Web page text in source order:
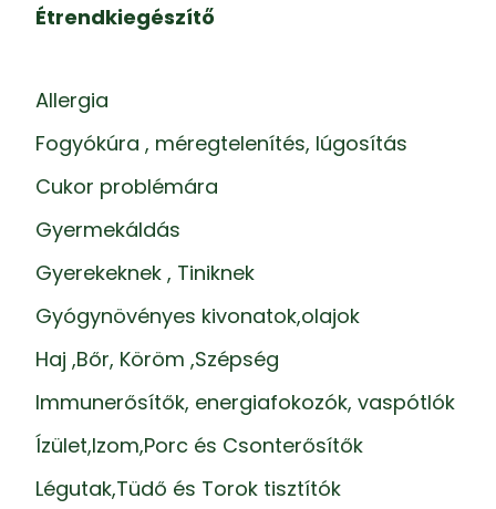
Étrendkiegészítő
Allergia
Fogyókúra , méregtelenítés, lúgosítás
Cukor problémára
Gyermekáldás
Gyerekeknek , Tiniknek
Gyógynövényes kivonatok,olajok
Haj ,Bőr, Köröm ,Szépség
Immunerősítők, energiafokozók, vaspótlók
Ízület,Izom,Porc és Csonterősítők
Légutak,Tüdő és Torok tisztítók